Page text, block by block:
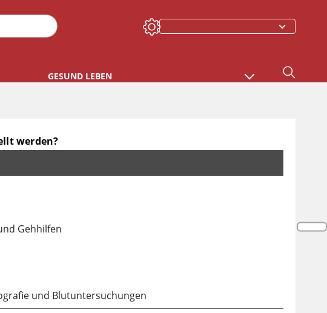
GESUND LEBEN
werden?
Gehhilfen
und Blutuntersuchungen